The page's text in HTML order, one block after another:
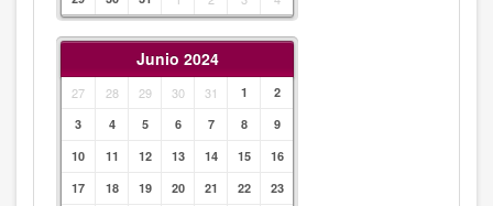
Junio 2024
27 28 29 30 31 1
2
3
4 5 6 7 8
9
10
11 12 13 14 15
16
17
18 19 20 21 22
23